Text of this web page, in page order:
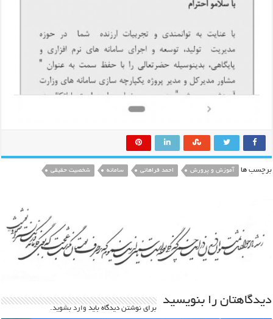
برچسب ها آموزش و پرورش احمد فراهانی سامانه شخصیت حقیقی
دیدگاهتان را بنویسید
برای نوشتن دیدگاه باید وارد بشوید.